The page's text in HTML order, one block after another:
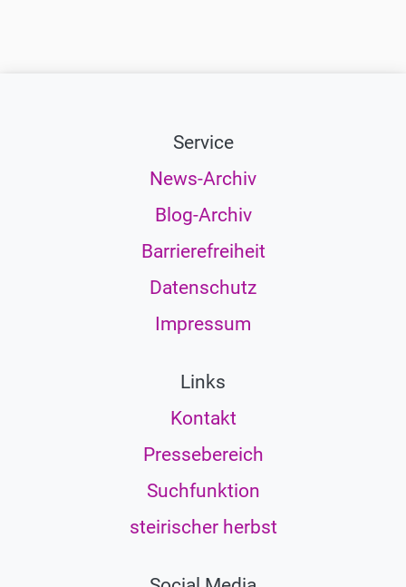
Service
News-Archiv
Blog-Archiv
Barrierefreiheit
Datenschutz
Impressum
Links
Kontakt
Pressebereich
Suchfunktion
steirischer herbst